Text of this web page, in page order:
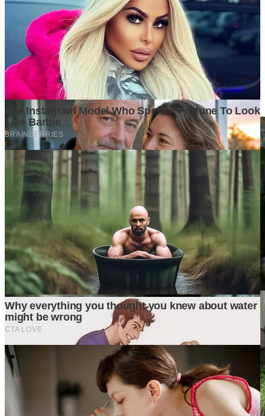
Komentar (0)
Tulis Komentar
Belum ada komentar. Jadilah yang pertama!
Baca Juga